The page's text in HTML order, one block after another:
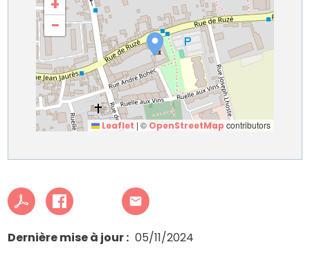
+
−
Leaflet | © OpenStreetMap contributors
Dernière mise à jour 05/11/2024